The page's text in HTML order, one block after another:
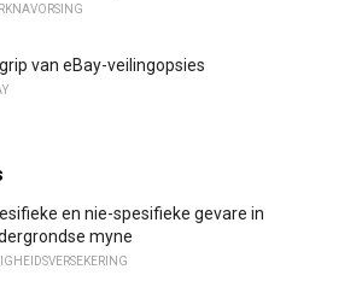
van eBay-veilingopsies
en nie-spesifieke gevare in
myne